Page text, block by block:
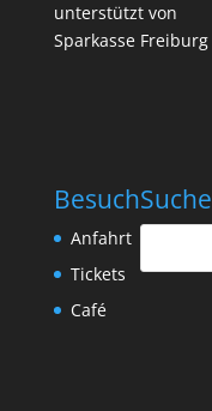
unterstützt von
Sparkasse Freiburg
Besuch
Anfahrt
Tickets
Café
Suche